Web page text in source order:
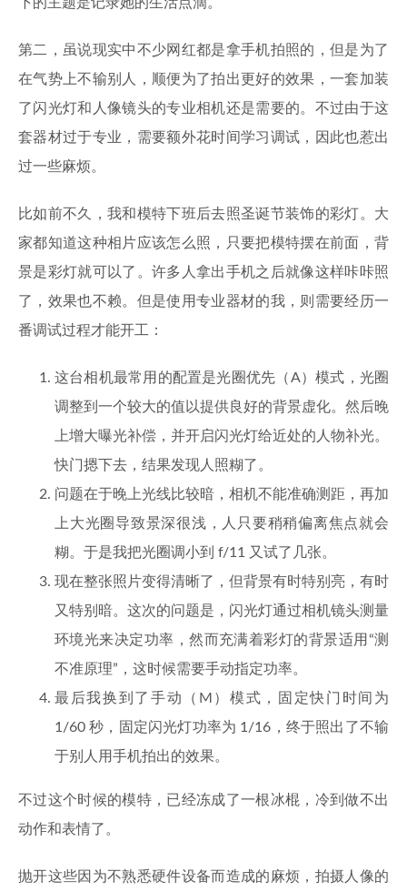
下的主题是记录她的生活点滴。
第二，虽说现实中不少网红都是拿手机拍照的，但是为了
在气势上不输别人，顺便为了拍出更好的效果，一套加装
了闪光灯和人像镜头的专业相机还是需要的。不过由于这
套器材过于专业，需要额外花时间学习调试，因此也惹出
过一些麻烦。
比如前不久，我和模特下班后去照圣诞节装饰的彩灯。大
家都知道这种相片应该怎么照，只要把模特摆在前面，背
景是彩灯就可以了。许多人拿出手机之后就像这样咔咔照
了，效果也不赖。但是使用专业器材的我，则需要经历一
番调试过程才能开工：
这台相机最常用的配置是光圈优先（A）模式，光圈
调整到一个较大的值以提供良好的背景虚化。然后晚
上增大曝光补偿，并开启闪光灯给近处的人物补光。
快门摁下去，结果发现人照糊了。
问题在于晚上光线比较暗，相机不能准确测距，再加
上大光圈导致景深很浅，人只要稍稍偏离焦点就会
糊。于是我把光圈调小到 f/11 又试了几张。
现在整张照片变得清晰了，但背景有时特别亮，有时
又特别暗。这次的问题是，闪光灯通过相机镜头测量
环境光来决定功率，然而充满着彩灯的背景适用“测
不准原理”，这时候需要手动指定功率。
最后我换到了手动（M）模式，固定快门时间为
1/60 秒，固定闪光灯功率为 1/16，终于照出了不输
于别人用手机拍出的效果。
不过这个时候的模特，已经冻成了一根冰棍，冷到做不出
动作和表情了。
抛开这些因为不熟悉硬件设备而造成的麻烦，拍摄人像的